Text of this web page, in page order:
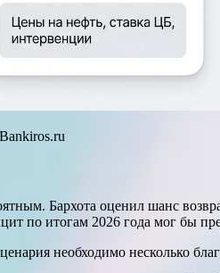
Бархота оценил шанс
по итогам 2026 года мог бы
необходимо несколько